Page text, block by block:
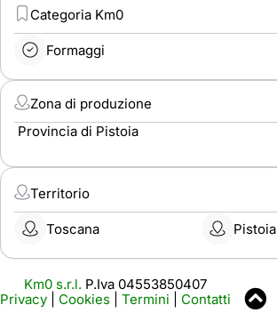
Categoria Km0
Formaggi
Zona di produzione
Provincia di Pistoia
Territorio
Toscana Pistoia
Km0 s.r.l. P.Iva 04553850407
Privacy
Cookies Termini Contatti